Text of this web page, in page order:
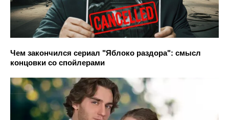
Чем закончился сериал "Яблоко раздора": смысл
концовки со спойлерами